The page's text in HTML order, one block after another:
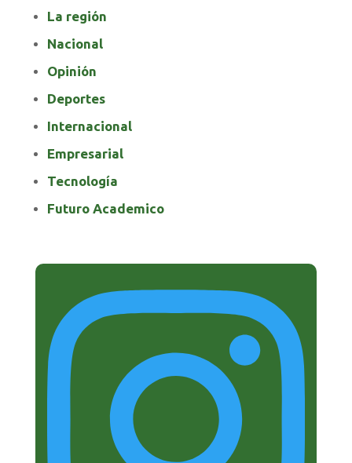
La región
Nacional
Opinión
Deportes
Internacional
Empresarial
Tecnología
Futuro Academico